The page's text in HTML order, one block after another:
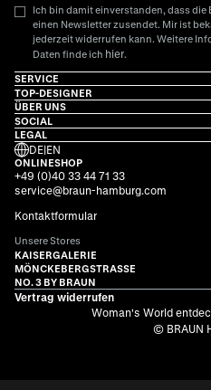
Ich bin damit einverstanden, dass die
einen Newsletter zusendet. Mir ist
jederzeit widerrufen kann. Weitere
Daten finde ich hier.
SERVICE
TOP-DESIGNER
ÜBER UNS
SOCIAL
LEGAL
DE|EN
ONLINESHOP
+49 (0)40 33 44 71 33
service@braun-hamburg.com
Kontaktformular
Unsere Stores
KAISERGALERIE
MÖNCKEBERGSTRASSE
NO. 3 BY BRAUN
Vertrag widerrufen
Woman's World
© BRAUN